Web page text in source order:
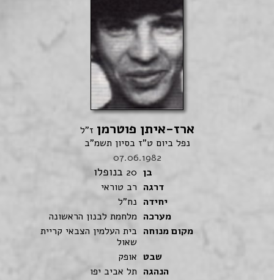
ארז-איתן פוטרמן ז"ל
נפל ביום ט"ז בסיון תשמ"ב
07.06.1982
בן 20 בנופלו
דרגה רב טוראי
יחידה נח"ל
מערכה מלחמת לבנון הראשונה
מקום מנוחה בית העלמין הצבאי קריית
שאול
שבט אופק
הנהגה תל אביב יפו